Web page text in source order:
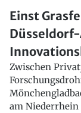
Einst
Zwischen
am Niederrhein